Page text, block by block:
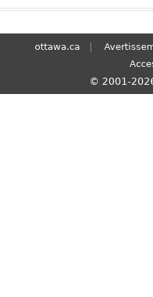
e
ottawa.ca
© 2001-